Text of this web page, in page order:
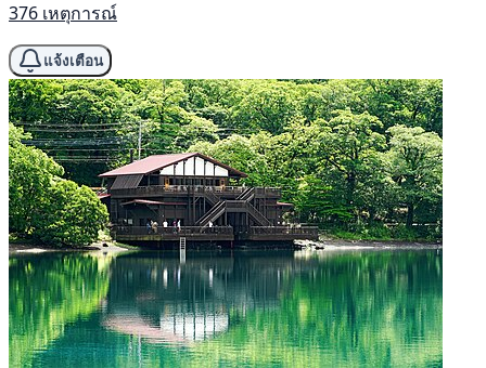
376 เหตุการณ์
แจ้งเตือน